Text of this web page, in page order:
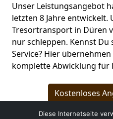
Unser Leistungsangebot
letzten 8 Jahre entwickelt.
Tresortransport in Düren
nur schleppen. Kennst Du
Service? Hier
komplette Abwicklung für
Kostenloses
Diese Internetseite